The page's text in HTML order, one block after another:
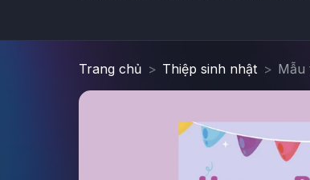
Trang chủ Thiệp sinh nhật Mẫu